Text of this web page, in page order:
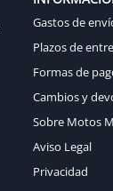
Gastos de
Plazos de
Formas de
Cambios y
Sobre Motos
Aviso Legal
Privacidad